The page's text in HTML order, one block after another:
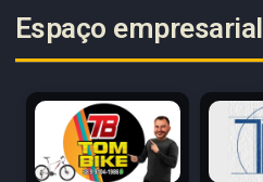
Espaço empresarial